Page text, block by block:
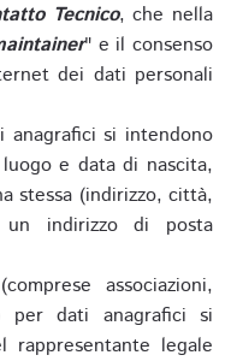
Tecnico, che nella
" e il consenso
dei dati personali
si intendono
e data di nascita,
stessa (indirizzo, città,
indirizzo di posta
associazioni,
per dati anagrafici si
rappresentante legale